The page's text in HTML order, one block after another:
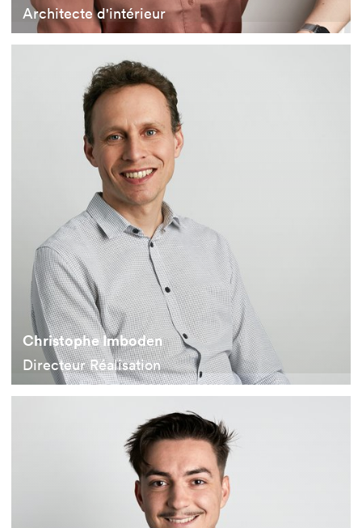
Architecte d'intérieur
Christophe Imboden
Directeur Réalisation